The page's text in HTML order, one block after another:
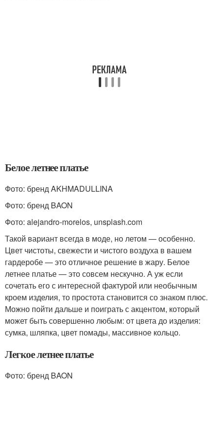
Белое летнее платье
Фото: бренд AKHMADULLINA
Фото: бренд BAON
Фото: alejandro-morelos, unsplash.com
Такой вариант всегда в моде, но летом — особенно.
Цвет чистоты, свежести и чистого воздуха в вашем
гардеробе — это отличное решение в жару. Белое
летнее платье — это совсем нескучно. А уж если
сочетать его с интересной фактурой или необычным
кроем изделия, то простота становится со знаком плюс.
Можно пойти дальше и поиграть с акцентом, который
может быть совершенно любым: от цвета до изделия:
сумка, шляпка, цвет помады, массивное кольцо.
Легкое летнее платье
Фото: бренд BAON